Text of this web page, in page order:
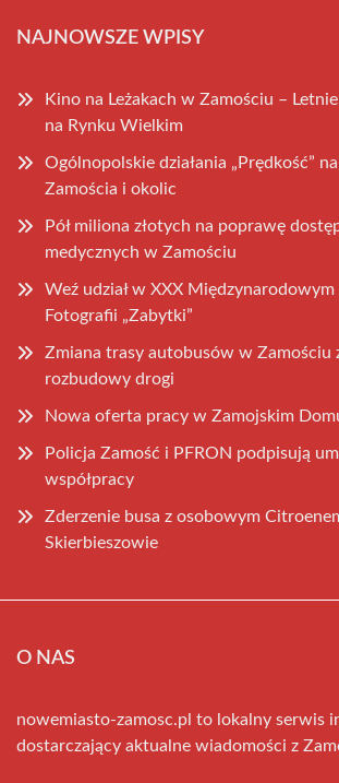
NAJNOWSZE WPISY
Kino na Leżakach w Zamościu –
na Rynku Wielkim
Ogólnopolskie działania „Prędkość”
Zamościa i okolic
Pół miliona złotych na poprawę
medycznych w Zamościu
Weź udział w XXX Międzynarodowym
Fotografii „Zabytki”
Zmiana trasy autobusów w Zamościu
rozbudowy drogi
Nowa oferta pracy w Zamojskim
Policja Zamość i PFRON podpisują
współpracy
Zderzenie busa z osobowym
Skierbieszowie
O NAS
nowemiasto-zamosc.pl to lokalny serwis
dostarczający aktualne wiadomości z